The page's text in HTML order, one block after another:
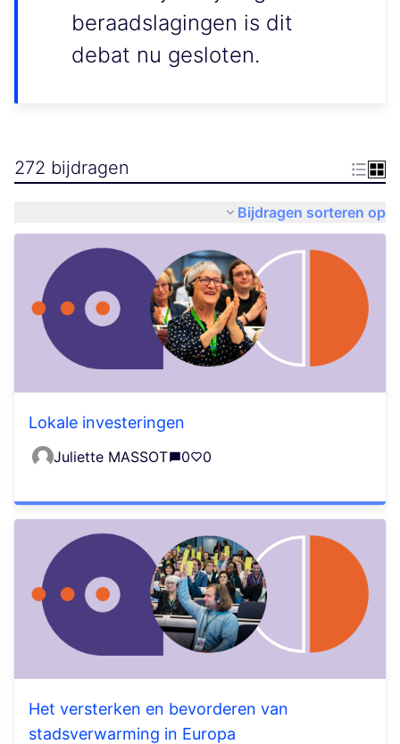
beraadslagingen is dit
debat nu gesloten.
272 bijdragen
Bijdragen sorteren op
Lokale investeringen
Juliette MASSOT 0 0
Het versterken en bevorderen van
stadsverwarming in Europa